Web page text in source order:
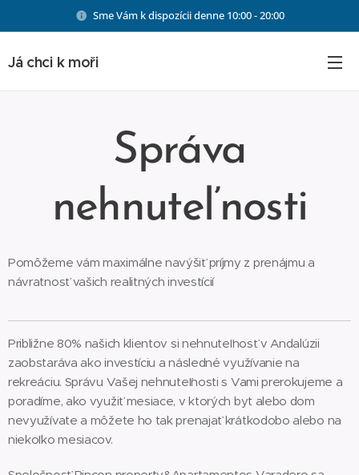
Sme Vám k dispozícii denne 10:00 - 20:00
Já chci k moři
Správa
nehnuteľnosti
Pomôžeme vám maximálne navýšiť príjmy z prenájmu a
návratnosť vašich realitných investícií
Približne 80% našich klientov si nehnuteľnosť v Andalúzii
zaobstaráva ako investíciu a následné využívanie na
rekreáciu. Správu Vašej nehnuteľnosti s Vami prerokujeme a
poradíme, ako využiť mesiace, v ktorých byt alebo dom
nevyužívate a môžete ho tak prenajať krátkodobo alebo na
niekoľko mesiacov.